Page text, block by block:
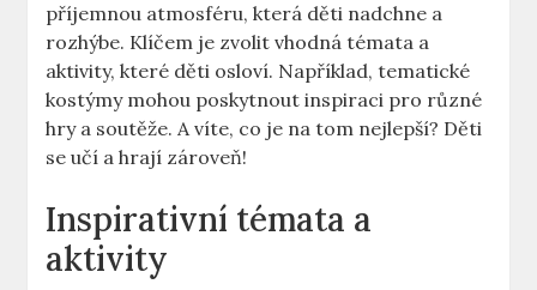
příjemnou atmosféru, která děti nadchne a
rozhýbe. Klíčem je zvolit vhodná témata a
aktivity, které děti osloví. Například, tematické ​
kostýmy mohou poskytnout inspiraci pro různé
hry a soutěže. A víte, co je na tom nejlepší? Děti
se učí ‌a hrají zároveň!
Inspirativní témata a
aktivity